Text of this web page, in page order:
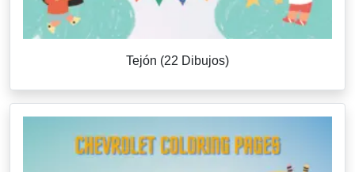
Tejón (22 Dibujos)